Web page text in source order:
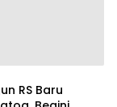
RS Baru